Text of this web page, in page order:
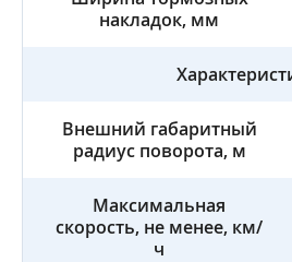
накладок, мм
Внешний габаритный
радиус поворота, м
Максимальная
скорость, не менее, км/
ч